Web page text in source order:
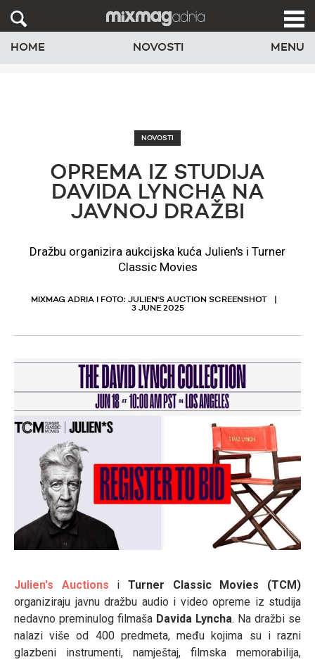
HOME NOVOSTI MENU
NOVOSTI
OPREMA IZ STUDIJA
DAVIDA LYNCHA NA
JAVNOJ DRAŽBI
Dražbu organizira aukcijska kuća Julien's i Turner
Classic Movies
MIXMAG ADRIA I FOTO: JULIEN'S AUCTION SCREENSHOT
3 JUNE 2025
Julien's Auctions iTurner Classic Movies (TCM)
organiziraju javnu dražbu audio i video opreme iz studija
nedavno preminulog filmaša Davida Lyncha. Na dražbi se
nalazi više od 400 predmeta, među kojima su i razni
glazbeni instrumenti, namještaj, filmska memorabilija,